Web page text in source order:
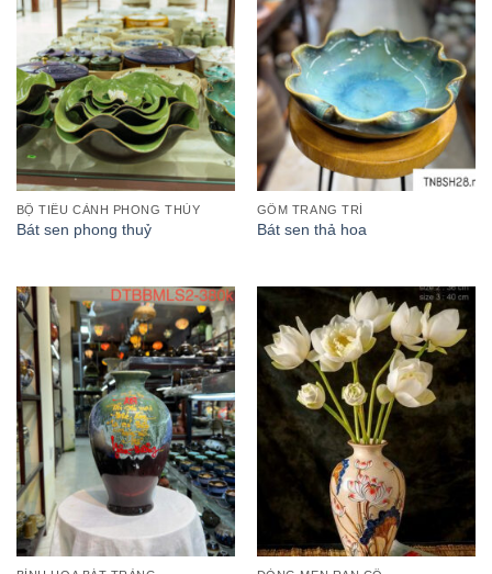
BỘ TIỂU CẢNH PHONG THỦY
Bát sen phong thuỷ
GỐM TRANG TRÍ
Bát sen thả hoa